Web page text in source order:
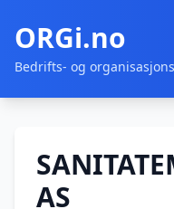
ORGi.no
Bedrifts- og
AS